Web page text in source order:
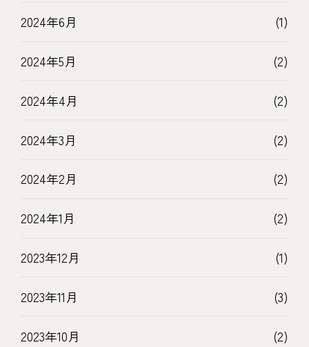
2024年6月 (1)
2024年5月 (2)
2024年4月 (2)
2024年3月 (2)
2024年2月 (2)
2024年1月 (2)
2023年12月 (1)
2023年11月 (3)
2023年10月 (2)